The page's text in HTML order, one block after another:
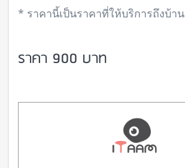
* ราคานี้เป็นราคาที่ให้บริการถึงบ้าน
ราคา 900 บาท